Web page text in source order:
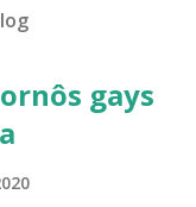
gays